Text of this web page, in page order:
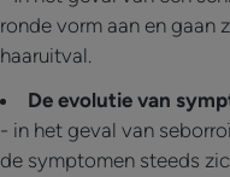
ronde vorm aan en gaan
haaruitval.
De evolutie van
- in het geval van
de symptomen steeds